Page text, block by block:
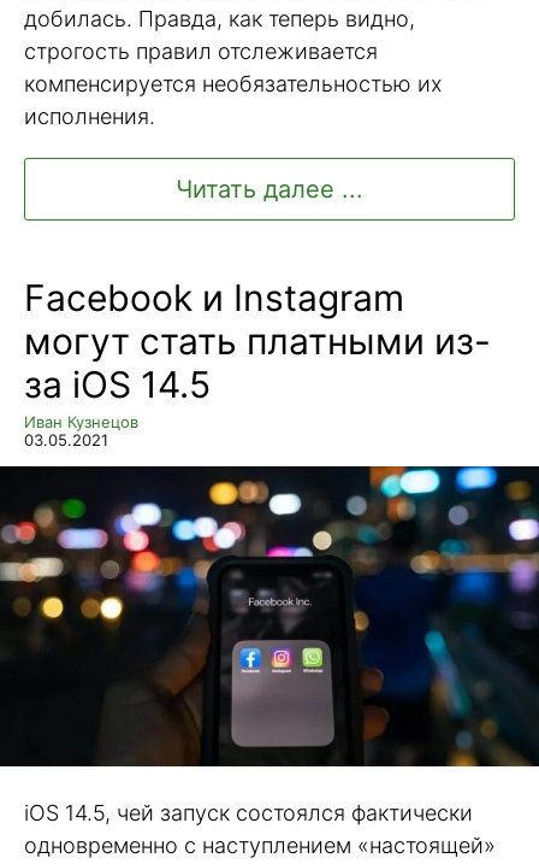
добилась. Правда, как теперь видно,
строгость правил отслеживается
компенсируется необязательностью их
исполнения.
Читать далее ...
Facebook и Instagram
могут стать платными из-
за iOS 14.5
Иван Кузнецов
03.05.2021
iOS 14.5, чей запуск состоялся фактически
одновременно с наступлением «настоящей»